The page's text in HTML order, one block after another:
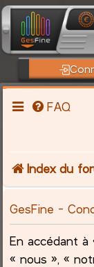
FAQ
Index du
GesFine -
En accédant à
« nous », «